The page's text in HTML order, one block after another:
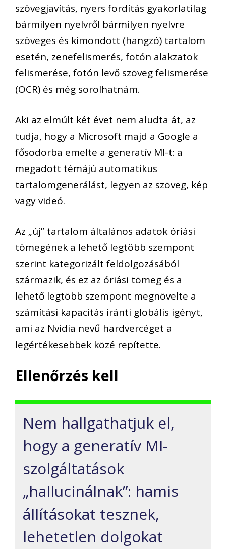
szövegjavítás, nyers fordítás gyakorlatilag
bármilyen nyelvről bármilyen nyelvre
szöveges és kimondott (hangzó) tartalom
esetén, zenefelismerés, fotón alakzatok
felismerése, fotón levő szöveg felismerése
(OCR) és még sorolhatnám.
Aki az elmúlt két évet nem aludta át, az
tudja, hogy a Microsoft majd a Google a
fősodorba emelte a generatív MI-t: a
megadott témájú automatikus
tartalomgenerálást, legyen az szöveg, kép
vagy videó.
Az „új” tartalom általános adatok óriási
tömegének a lehető legtöbb szempont
szerint kategorizált feldolgozásából
származik, és ez az óriási tömeg és a
lehető legtöbb szempont megnövelte a
számítási kapacitás iránti globális igényt,
ami az Nvidia nevű hardvercéget a
legértékesebbek közé repítette.
Ellenőrzés kell
Nem hallgathatjuk el,
hogy a generatív MI-
szolgáltatások
„hallucinálnak”: hamis
állításokat tesznek,
lehetetlen dolgokat